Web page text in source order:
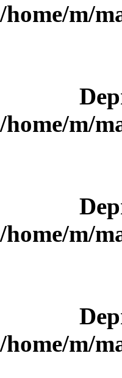
/home/m/
/home/m/
/home/m/
/home/m/